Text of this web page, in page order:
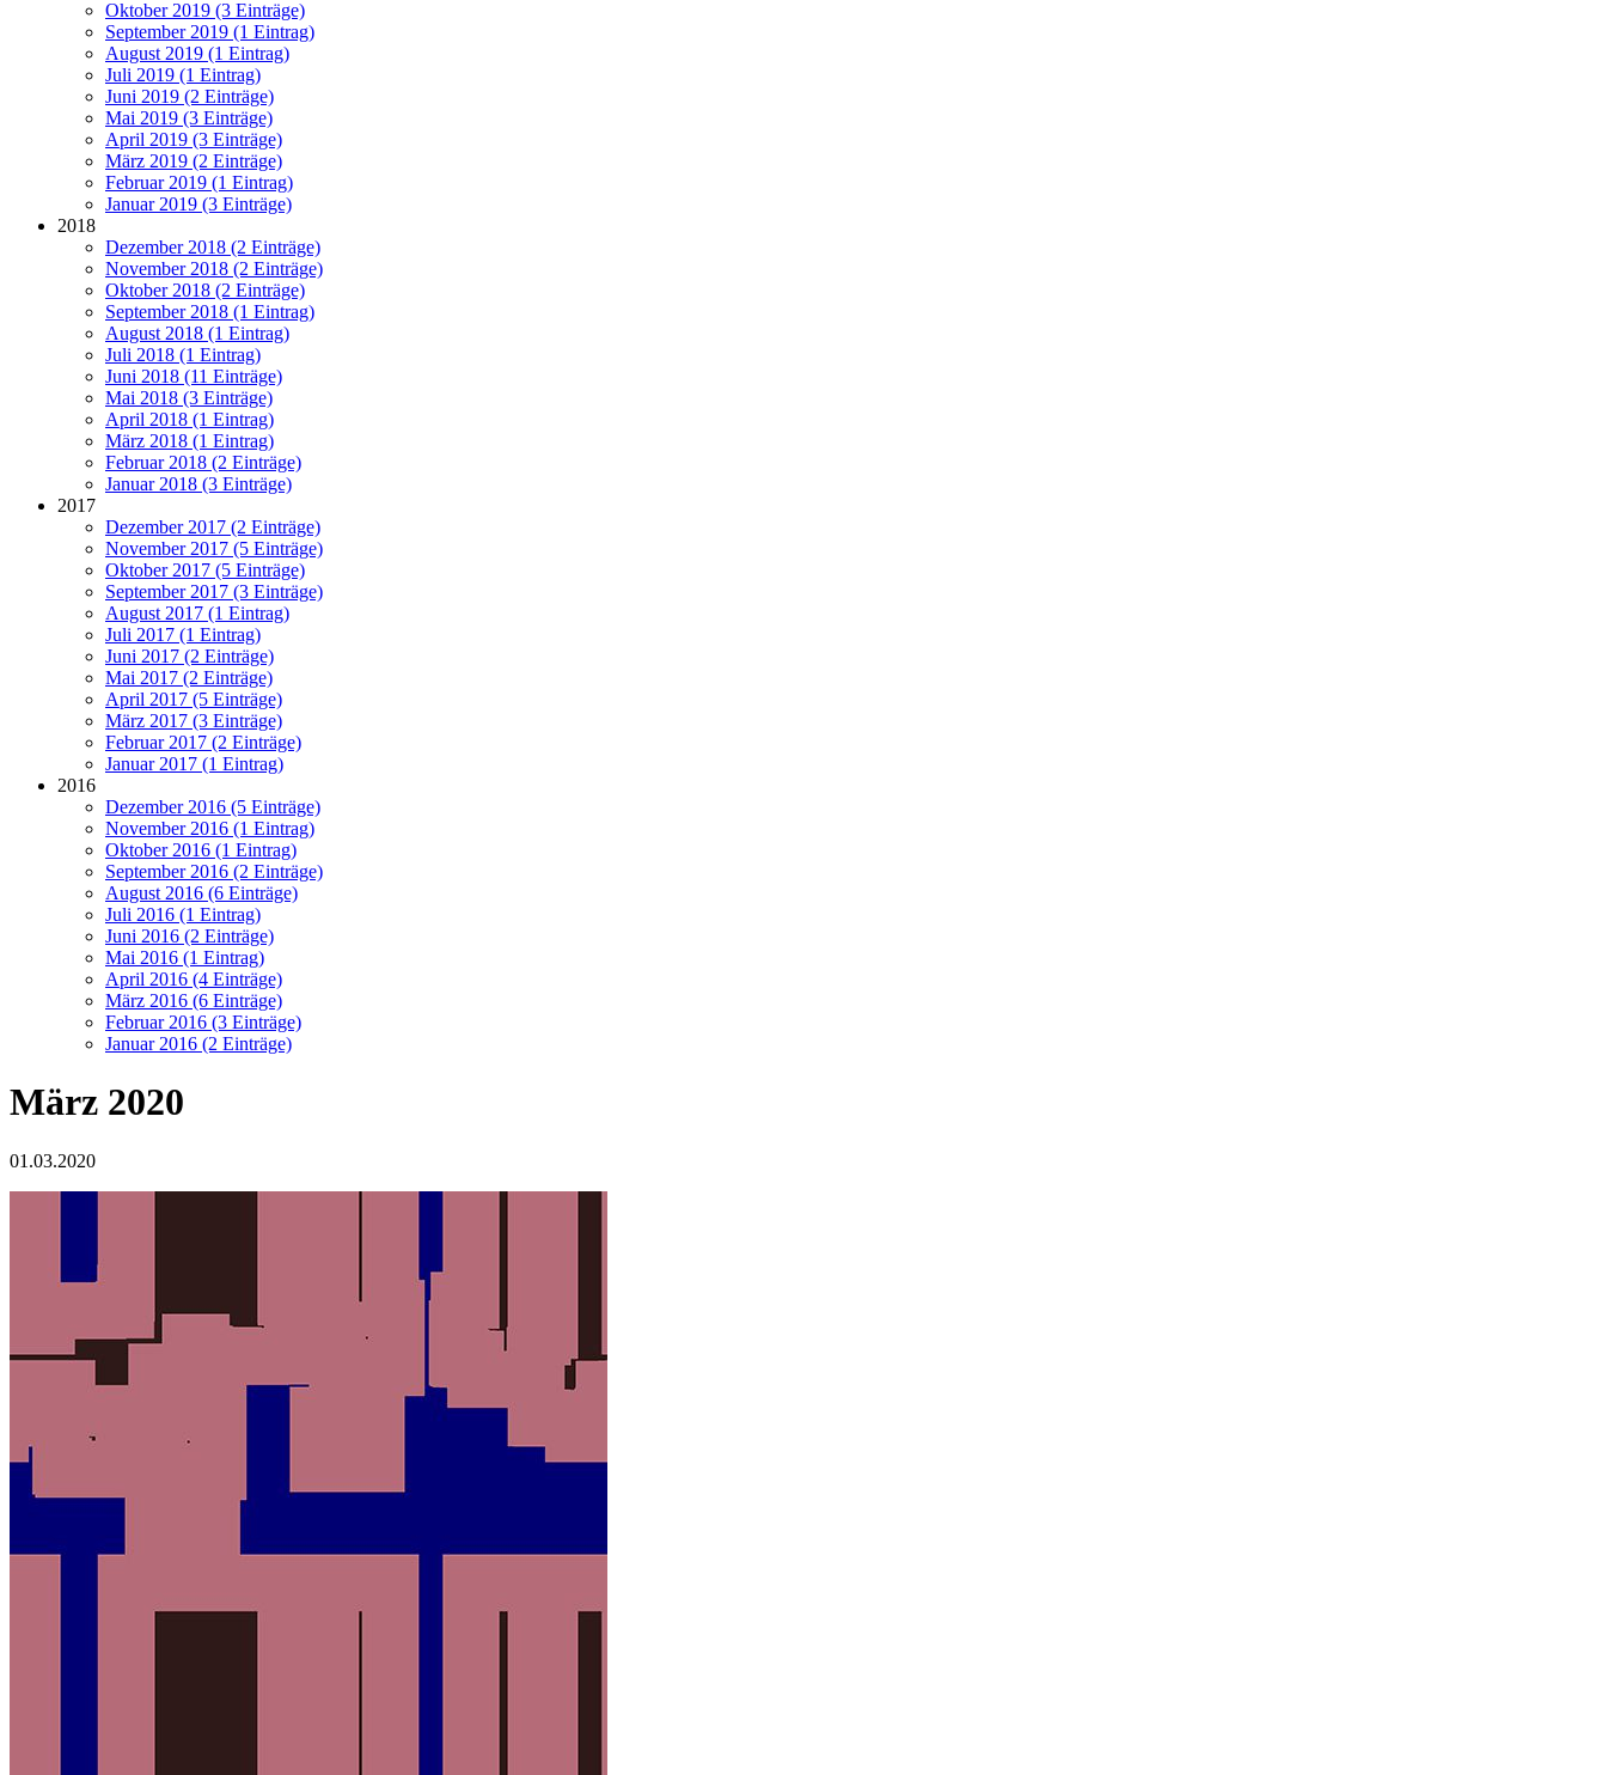
Oktober 2019 (3 Einträge)
September 2019 (1 Eintrag)
August 2019 (1 Eintrag)
Juli 2019 (1 Eintrag)
Juni 2019 (2 Einträge)
Mai 2019 (3 Einträge)
April 2019 (3 Einträge)
März 2019 (2 Einträge)
Februar 2019 (1 Eintrag)
Januar 2019 (3 Einträge)
2018
Dezember 2018 (2 Einträge)
November 2018 (2 Einträge)
Oktober 2018 (2 Einträge)
September 2018 (1 Eintrag)
August 2018 (1 Eintrag)
Juli 2018 (1 Eintrag)
Juni 2018 (11 Einträge)
Mai 2018 (3 Einträge)
April 2018 (1 Eintrag)
März 2018 (1 Eintrag)
Februar 2018 (2 Einträge)
Januar 2018 (3 Einträge)
2017
Dezember 2017 (2 Einträge)
November 2017 (5 Einträge)
Oktober 2017 (5 Einträge)
September 2017 (3 Einträge)
August 2017 (1 Eintrag)
Juli 2017 (1 Eintrag)
Juni 2017 (2 Einträge)
Mai 2017 (2 Einträge)
April 2017 (5 Einträge)
März 2017 (3 Einträge)
Februar 2017 (2 Einträge)
Januar 2017 (1 Eintrag)
2016
Dezember 2016 (5 Einträge)
November 2016 (1 Eintrag)
Oktober 2016 (1 Eintrag)
September 2016 (2 Einträge)
August 2016 (6 Einträge)
Juli 2016 (1 Eintrag)
Juni 2016 (2 Einträge)
Mai 2016 (1 Eintrag)
April 2016 (4 Einträge)
März 2016 (6 Einträge)
Februar 2016 (3 Einträge)
Januar 2016 (2 Einträge)
März 2020
01.03.2020